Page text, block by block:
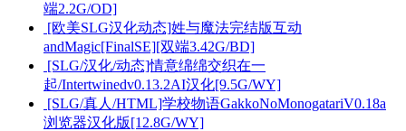
端2.2G/OD]
[欧美SLG汉化动态]姓与魔法完结版互动
andMagic[FinalSE][双端3.42G/BD]
[SLG/汉化/动态]情意绵绵交织在一
起/Intertwinedv0.13.2AI汉化[9.5G/WY]
[SLG/真人/HTML]学校物语GakkoNoMonogatariV0.18a
浏览器汉化版[12.8G/WY]